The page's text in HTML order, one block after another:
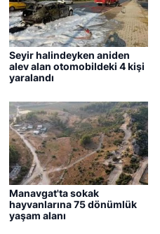
Seyir halindeyken aniden
alev alan otomobildeki 4 kişi
yaralandı
Manavgat'ta sokak
hayvanlarına 75 dönümlük
yaşam alanı